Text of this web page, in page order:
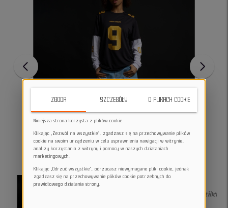
ZGODA SZCZEGÓŁY O PLIKACH COOKIE
Niniejsza strona korzysta z plików cookie
Klikając „Zezwól na wszystkie”, zgadzasz się na przechowywanie plików
cookie na swoim urządzeniu w celu usprawnienia nawigacji w witrynie,
analizy korzystania z witryny i pomocy w naszych działaniach
marketingowych.
Klikając „Odrzuć wszystkie”, odrzucasz niewymagane pliki cookie, jednak
zgadzasz się na przechowywanie plików cookie potrzebnych do
prawidłowego działania strony.